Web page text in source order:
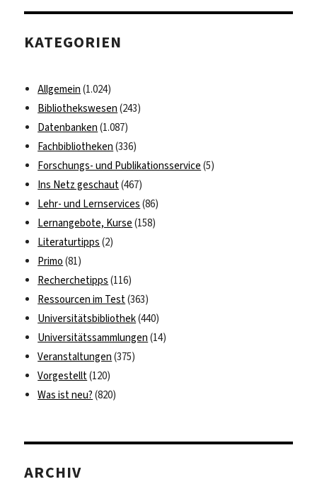
Dahlem
KATEGORIEN
Allgemein (1.024)
Bibliothekswesen (243)
Datenbanken (1.087)
Fachbibliotheken (336)
Forschungs- und Publikationsservice (5)
Ins Netz geschaut(467)
Lehr- und Lernservices (86)
Lernangebote, Kurse (158)
Literaturtipps (2)
Primo (81)
Recherchetipps (116)
Ressourcen im Test(363)
Universitätsbibliothek(440)
Universitätssammlungen (14)
Veranstaltungen (375)
Vorgestellt(120)
Was ist neu? (820)
ARCHIV